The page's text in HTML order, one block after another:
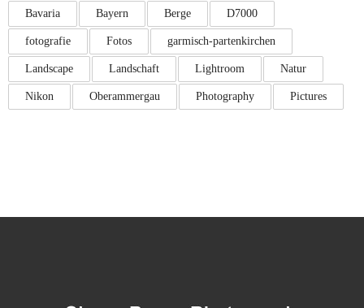
Bavaria Bayern Berge D7000
fotografie Fotos garmisch-partenkirchen
Landscape Landschaft Lightroom Natur
Nikon Oberammergau Photography Pictures